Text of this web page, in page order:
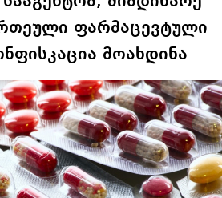
ფარმაცევტული
მოახდინა